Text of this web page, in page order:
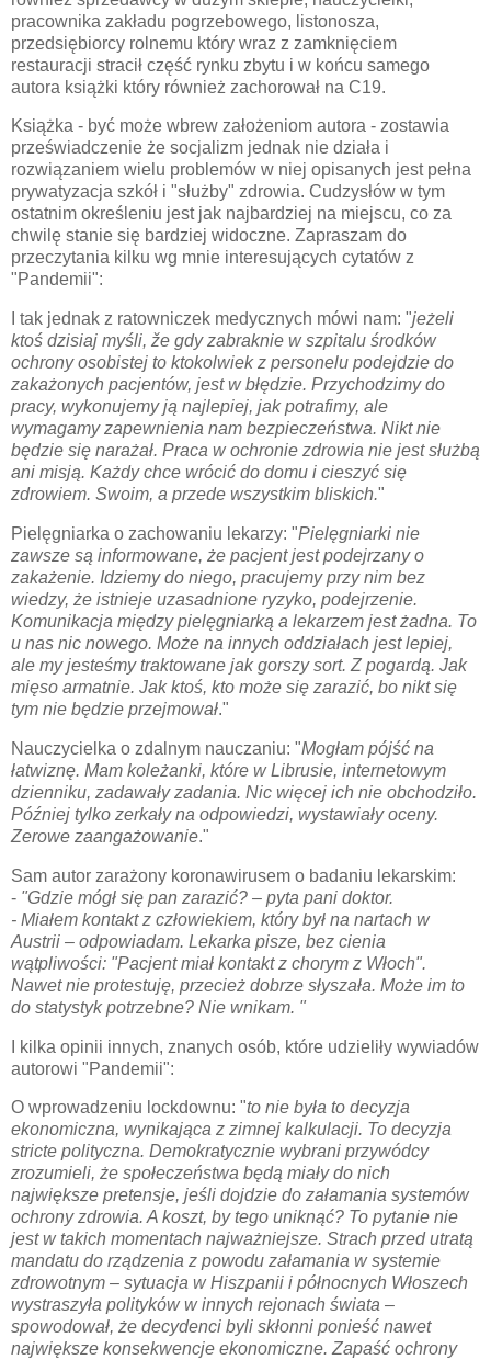
pracownika zakładu pogrzebowego, listonosza,
przedsiębiorcy rolnemu który wraz z zamknięciem
restauracji stracił część rynku zbytu i w końcu samego
autora książki który również zachorował na C19.
Książka - być może wbrew założeniom autora - zostawia
przeświadczenie że socjalizm jednak nie działa i
rozwiązaniem wielu problemów w niej opisanych jest pełna
prywatyzacja szkół i "służby" zdrowia. Cudzysłów w tym
ostatnim określeniu jest jak najbardziej na miejscu, co za
chwilę stanie się bardziej widoczne. Zapraszam do
przeczytania kilku wg mnie interesujących cytatów z
"Pandemii":
I tak jednak z ratowniczek medycznych mówi nam: "jeżeli
ktoś dzisiaj myśli, že gdy zabraknie w szpitalu środków
ochrony osobistej to ktokolwiek z personelu podejdzie do
zakażonych pacjentów, jest w błędzie. Przychodzimy do
pracy, wykonujemy ją najlepiej, jak potrafimy, ale
wymagamy zapewnienia nam bezpieczeństwa. Nikt nie
będzie się narażał. Praca w ochronie zdrowia nie jest służbą
ani misją. Każdy chce wrócić do domu i cieszyć się
zdrowiem. Swoim, a przede wszystkim bliskich."
Pielęgniarka o zachowaniu lekarzy: "Pielęgniarki nie
zawsze są informowane, że pacjent jest podejrzany o
zakażenie. Idziemy do niego, pracujemy przy nim bez
wiedzy, że istnieje uzasadnione ryzyko, podejrzenie.
Komunikacja między pielęgniarką a lekarzem jest żadna. To
u nas nic nowego. Może na innych oddziałach jest lepiej,
ale my jesteśmy traktowane jak gorszy sort. Z pogardą. Jak
mięso armatnie. Jak ktoś, kto może się zarazić, bo nikt się
tym nie będzie przejmował."
Nauczycielka o zdalnym nauczaniu: "Mogłam pójść na
łatwiznę. Mam koleżanki, które w Librusie, internetowym
dzienniku, zadawały zadania. Nic więcej ich nie obchodziło.
Później tylko zerkały na odpowiedzi, wystawiały oceny.
Zerowe zaangażowanie."
Sam autor zarażony koronawirusem o badaniu lekarskim:
- "Gdzie mógł się pan zarazić? – pyta pani doktor.
- Miałem kontakt z człowiekiem, który był na nartach w
Austrii – odpowiadam. Lekarka pisze, bez cienia
wątpliwości: "Pacjent miał kontakt z chorym z Włoch".
Nawet nie protestuję, przecież dobrze słyszała. Może im to
do statystyk potrzebne? Nie wnikam. "
I kilka opinii innych, znanych osób, które udzieliły wywiadów
autorowi "Pandemii":
O wprowadzeniu lockdownu: "to nie była to decyzja
ekonomiczna, wynikająca z zimnej kalkulacji. To decyzja
stricte polityczna. Demokratycznie wybrani przywódcy
zrozumieli, że społeczeństwa będą miały do nich
największe pretensje, jeśli dojdzie do załamania systemów
ochrony zdrowia. A koszt, by tego uniknąć? To pytanie nie
jest w takich momentach najważniejsze. Strach przed utratą
mandatu do rządzenia z powodu załamania w systemie
zdrowotnym – sytuacja w Hiszpanii i północnych Włoszech
wystraszyła polityków w innych rejonach świata –
spowodował, że decydenci byli skłonni ponieść nawet
największe konsekwencje ekonomiczne. Zapaść ochrony